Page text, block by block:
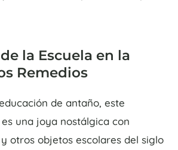
la Escuela en la
Remedios
de antaño, este
una joya nostálgica con
otros objetos escolares del siglo